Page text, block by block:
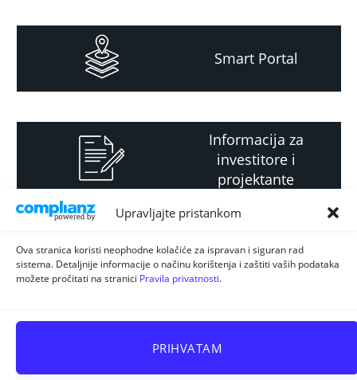
Upravljajte pristankom
Ova stranica koristi neophodne kolačiće za ispravan i siguran rad
sistema. Detaljnije informacije o načinu korištenja i zaštiti vaših podataka
možete pročitati na stranici Pravila privatnosti.
PRIHVATAM
Smart Portal
Informacija za
investitore i
projektante
Strateški i planski
dokument